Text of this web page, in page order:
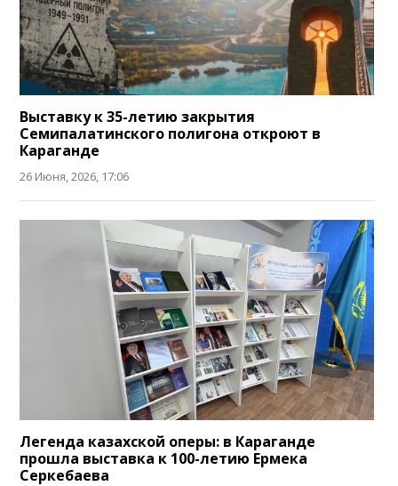
Выставку к 35-летию закрытия
Семипалатинского полигона откроют в
Караганде
26 Июня, 2026, 17:06
Легенда казахской оперы: в Караганде
прошла выставка к 100-летию Ермека
Серкебаева